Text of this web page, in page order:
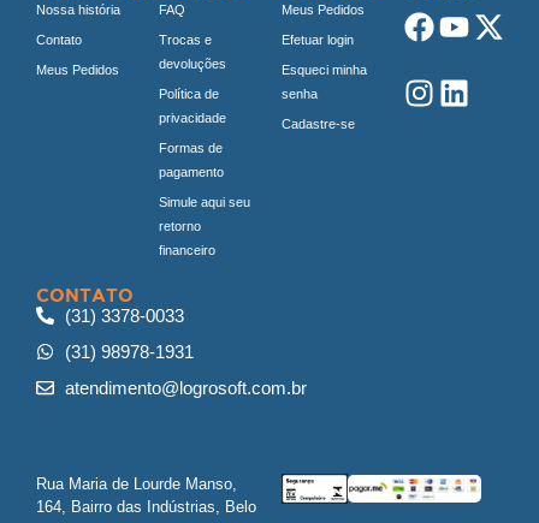
Nossa história
Contato
Meus Pedidos
FAQ
Trocas e
devoluções
Política de
privacidade
Formas de
pagamento
Simule aqui seu
retorno
financeiro
Meus Pedidos
Efetuar login
Esqueci minha
senha
Cadastre-se
CONTATO
(31) 3378-0033
(31) 98978-1931
atendimento@logrosoft.com.br
Rua Maria de Lourde Manso,
164, Bairro das Indústrias, Belo